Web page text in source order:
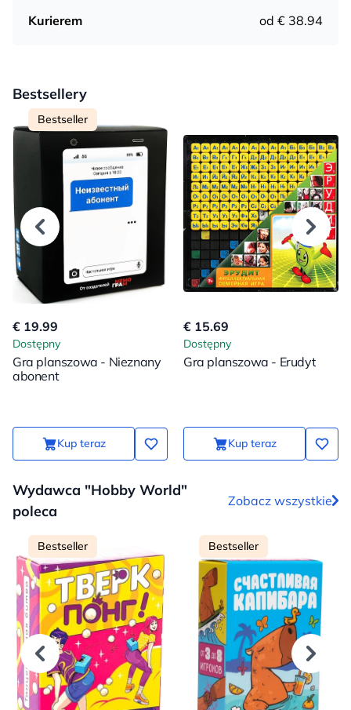
Kurierem
od € 38.94
Bestsellery
Bestseller
€ 19.99
Dostępny
Gra planszowa - Nieznany
abonent
Kup teraz
€ 15.69
Dostępny
Gra planszowa - Erudyt
Kup teraz
Wydawca "Hobby World"
poleca
Zobacz wszystkie
Bestseller Bestseller